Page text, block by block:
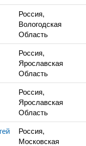
Россия,
Вологодская
Область
Россия,
Ярославская
Область
Россия,
Ярославская
Область
Россия,
Московская